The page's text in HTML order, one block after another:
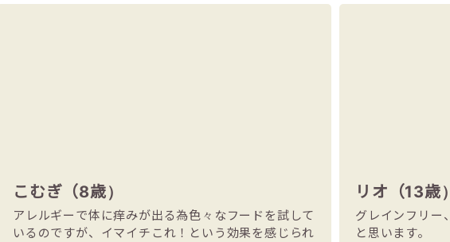
こむぎ（8歳）
アレルギーで体に痒みが出る為色々なフードを試して
いるのですが、イマイチこれ！という効果を感じられ
リオ（13歳
グレインフリー
と思います。